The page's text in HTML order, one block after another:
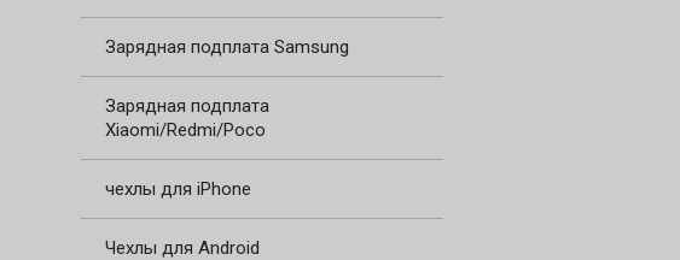
Зарядная подплата Samsung
Зарядная подплата
Xiaomi/Redmi/Poco
чехлы для iPhone
Чехлы для Android